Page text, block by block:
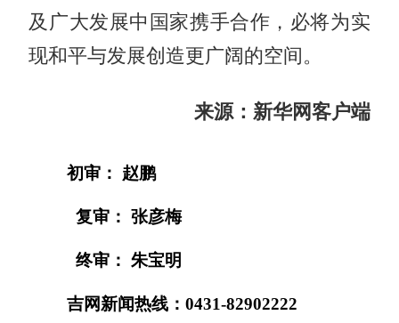
及广大发展中国家携手合作，必将为实
现和平与发展创造更广阔的空间。
来源：新华网客户端
初审： 赵鹏
复审： 张彦梅
终审： 朱宝明
吉网新闻热线：0431-82902222